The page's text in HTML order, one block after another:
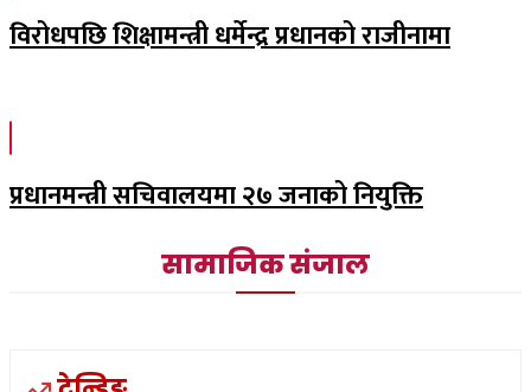
विरोधपछि शिक्षामन्त्री धर्मेन्द्र प्रधानको राजीनामा
प्रधानमन्त्री सचिवालयमा २७ जनाको नियुक्ति
सामाजिक संजाल